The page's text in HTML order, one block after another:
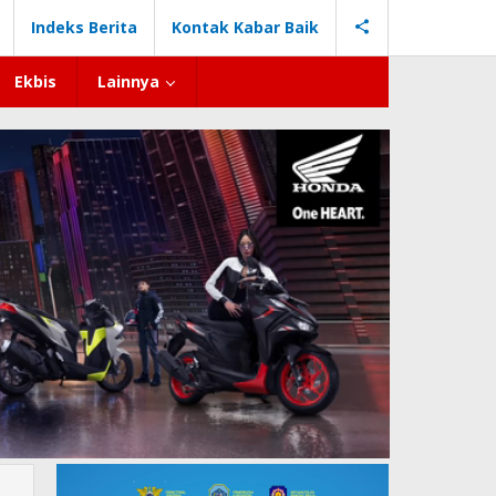
Indeks Berita Kontak Kabar Baik
Ekbis Lainnya